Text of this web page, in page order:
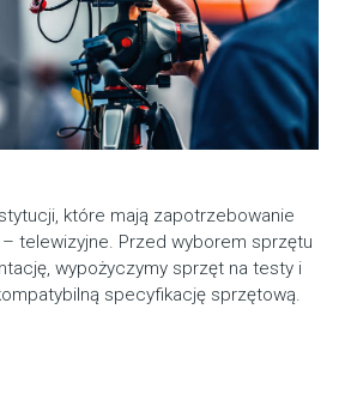
które mają zapotrzebowanie
telewizyjne. Przed wyborem sprzętu
wypożyczymy sprzęt na testy i
specyfikację sprzętową.